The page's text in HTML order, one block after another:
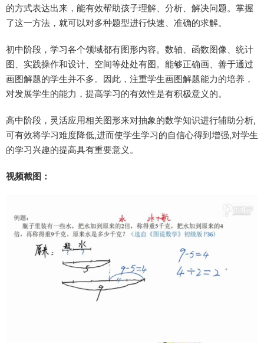
的方式表达出来，能有效帮助孩子理解、分析、解决问题。掌握
了这一方法，就可以对多种题型进行快速、准确的求解。
初中阶段，学习各个领域都有图形内容。数轴、函数图像、统计
图、实践操作和设计、空间等处处有图。能够正确画、善于通过
画图解题的学生并不多。因此，注重学生画图解题能力的培养，
对发展学生的能力，提高学习的有效性是有积极意义的。
高中阶段，灵活应用相关图形来对抽象的数学知识进行辅助分析,
可有效将学习难度降低,进而使学生学习的自信心得到增强,对学生
的学习兴趣的提高具有重要意义。
视频截图：